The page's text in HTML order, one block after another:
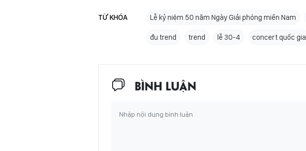
TỪ KHÓA Lễ kỷ niệm 50 năm Ngày Giải phóng miền Nam
đu trend trend lễ 30-4 concert quốc gia
BÌNH LUẬN